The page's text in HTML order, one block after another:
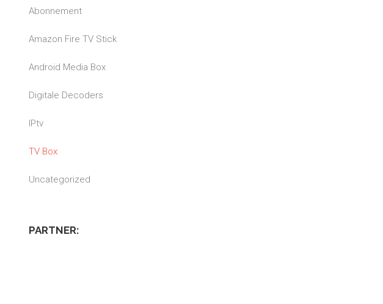
Abonnement
Amazon Fire TV Stick
Android Media Box
Digitale Decoders
IPtv
TV Box
Uncategorized
PARTNER: